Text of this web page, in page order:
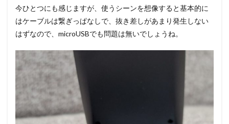
今ひとつにも感じますが、使うシーンを想像すると基本的に
はケーブルは繋ぎっぱなしで、抜き差しがあまり発生しない
はずなので、microUSBでも問題は無いでしょうね。